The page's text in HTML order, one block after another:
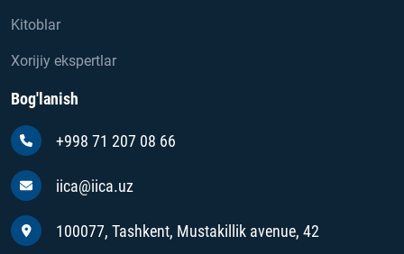
Kitoblar
Xorijiy ekspertlar
Bog'lanish
+998 71 207 08 66
iica@iica.uz
100077, Tashkent, Mustakillik avenue, 42